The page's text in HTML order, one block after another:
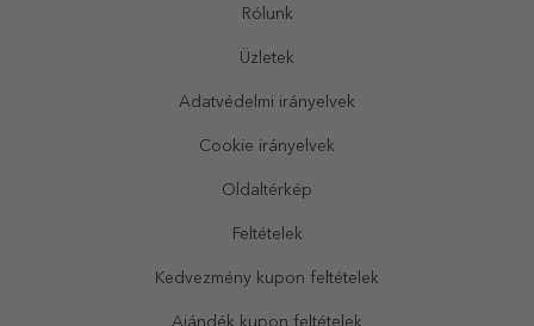
Rólunk
Üzletek
Adatvédelmi irányelvek
Cookie irányelvek
Oldaltérkép
Feltételek
Kedvezmény kupon feltételek
Ajándék kupon feltételek